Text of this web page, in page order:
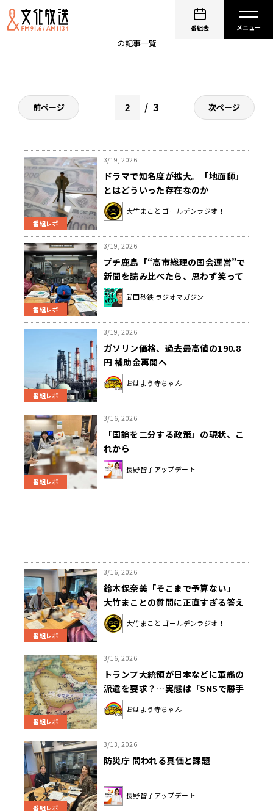
番組表
の記事一覧
前ページ 3 次ページ
番組レポ
3/19, 2026
ドラマで知名度が拡大。「地面師」
とはどういった存在なのか
大竹まこと ゴールデンラジオ！
番組レポ
3/19, 2026
プチ鹿島「“高市総理の国会運営”で
新聞を読み比べたら、思わず笑って
しまいました！」
武田砂鉄 ラジオマガジン
番組レポ
3/19, 2026
ガソリン価格、過去最高値の190.8
円 補助金再開へ
おはよう寺ちゃん
番組レポ
3/16, 2026
「国論を二分する政策」の現状、こ
れから
長野智子アップデート
番組レポ
3/16, 2026
鈴木保奈美「そこまで予算ない」
大竹まことの質問に正直すぎる答え
大竹まこと ゴールデンラジオ！
番組レポ
3/16, 2026
トランプ大統領が日本などに軍艦の
派遣を要求？…実態は「SNSで勝手
に言ってる」
おはよう寺ちゃん
番組レポ
3/13, 2026
防災庁 問われる真価と課題
長野智子アップデート